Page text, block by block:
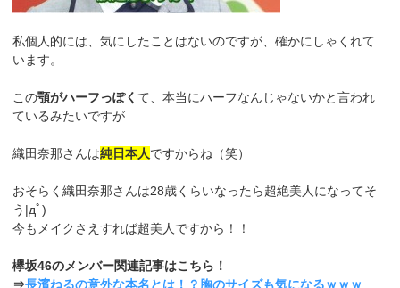
私個人的には、気にしたことはないのですが、確かにしゃくれて
います。
この顎がハーフっぽく て、本当にハーフなんじゃないかと言われ
ているみたいですが
織田奈那さんは純日本人ですからね（笑）
おそらく織田奈那さんは28歳くらいなったら超絶美人になってそ
う|дﾟ)
今もメイクさえすれば超美人ですから！！
欅坂46のメンバー関連記事はこちら！
⇒長濱ねるの意外な本名とは！？胸のサイズも気になるｗｗｗ